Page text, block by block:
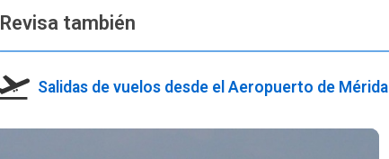
Revisa también
Salidas de vuelos desde el Aeropuerto de Mérida